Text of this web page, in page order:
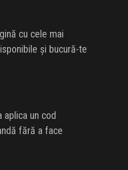
cu cele mai
și bucură-te
aplica un cod
fără a face